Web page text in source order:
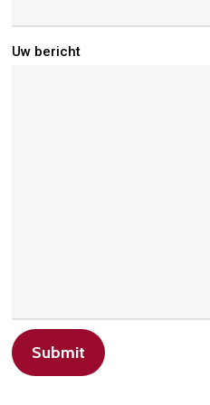
Uw bericht